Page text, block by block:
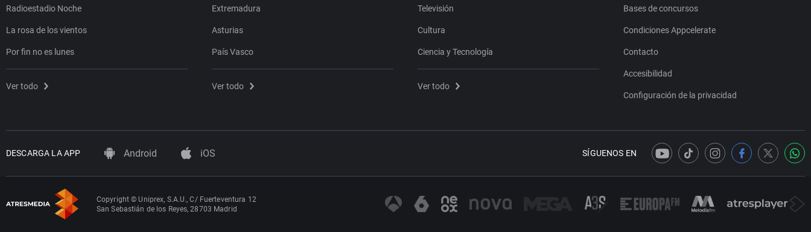
Radioestadio Noche
La rosa de los vientos
Por fin no es lunes
Ver todo
Extremadura
Asturias
País Vasco
Ver todo
Televisión
Cultura
Ciencia y Tecnología
Ver todo
Bases de concursos
Condiciones Appcelerate
Contacto
Accesibilidad
Configuración de la privacidad
DESCARGA LA APP Android iOS SÍGUENOS EN
Copyright © Uniprex, S.A.U., C/ Fuerteventura 12
San Sebastián de los Reyes, 28703 Madrid